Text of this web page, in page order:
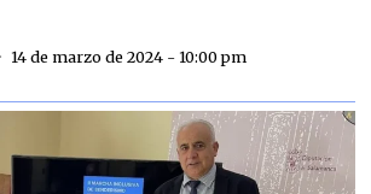
14 de marzo de 2024 - 10:00 pm